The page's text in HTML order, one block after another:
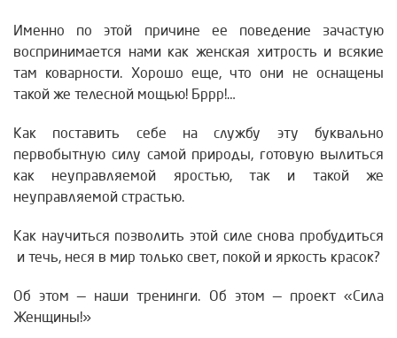
Именно по этой причине ее поведение зачастую
воспринимается нами как женская хитрость и всякие
там коварности. Хорошо еще, что они не оснащены
такой же телесной мощью! Бррр!…
Как поставить себе на службу эту буквально
первобытную силу самой природы, готовую вылиться
как неуправляемой яростью, так и такой же
неуправляемой страстью.
Как научиться позволить этой силе снова пробудиться
и течь, неся в мир только свет, покой и яркость красок?
Об этом — наши тренинги. Об этом — проект «Сила
Женщины!»